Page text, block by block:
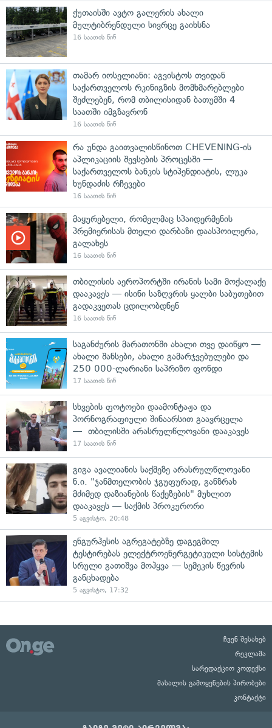
ქუთაისში ავტო გალერის ახალი
მულტიბრენდული სივრცე გაიხსნა
16 საათის წინ
თამარ იოსელიანი: აგვისტოს თვიდან
საქართველოს რკინიგზის მომხმარებლები
შეძლებენ, რომ თბილისიდან ბათუმში 4
საათში იმგზავრონ
16 საათის წინ
რა უნდა გაითვალისწინოთ CHEVENING-ის
აპლიკაციის შევსების პროცესში —
საქართველოს ბანკის სტიპენდიატის, ლუკა
ხუნდაძის რჩევები
16 საათის წინ
მაყურებელი, რომელმაც სპაიდერმენის
პრემიერისას მთელი დარბაზი დაასპოილერა,
გალახეს
16 საათის წინ
თბილისის აეროპორტში ირანის სამი მოქალაქე
დააკავეს — ისინი საზღვრის ყალბი საბუთებით
გადაკვეთას ცდილობდნენ
16 საათის წინ
საგანძურის მარათონში ახალი თვე დაიწყო —
ახალი შანსები, ახალი გამარჯვებულები და
250 000-ლარიანი საპრიზო ფონდი
17 საათის წინ
სხვების ფოტოები დაამონტაჟა და
პორნოგრაფიული შინაარსით გაავრცელა
— თბილისში არასრულწლოვანი დააკავეს
17 საათის წინ
გიგა ავალიანის საქმეზე არასრულწლოვანი
ნ.ი. "ჯანმთელობის ჯგუფურად, განზრახ
მძიმედ დაზიანების წაქეზების" მუხლით
დააკავეს — საქმის პროკურორი
5 აგვისტო, 20:48
ენგურჰესის აგრეგატებზე დაგეგმილ
ტესტირებას ელექტროენერგეტიკული სისტემის
სრული გათიშვა მოჰყვა — სემეკის წევრის
განცხადება
5 აგვისტო, 17:32
ჩვენ შესახებ
რეკლამა
სარედაქციო კოდექსი
მასალის გამოყენების პირობები
კონტაქტი